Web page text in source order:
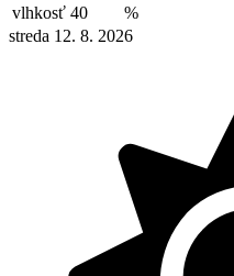
vlhkosť 40
%
streda 12. 8. 2026